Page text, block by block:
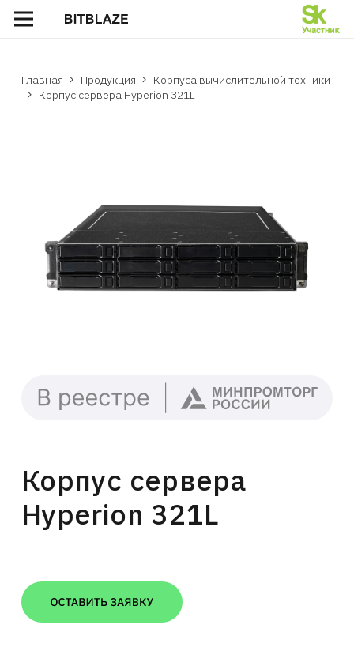
Главная Продукция
Корпуса вычислительной техники
Корпус сервера Hyperion 321L
Корпус сервера
Hyperion 321L